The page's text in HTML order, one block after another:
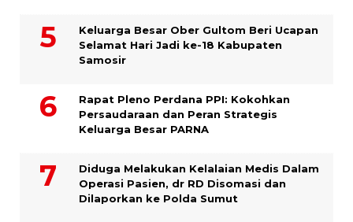
Keluarga Besar Ober Gultom Beri Ucapan
Selamat Hari Jadi ke-18 Kabupaten
Samosir
Rapat Pleno Perdana PPI: Kokohkan
Persaudaraan dan Peran Strategis
Keluarga Besar PARNA
Diduga Melakukan Kelalaian Medis Dalam
Operasi Pasien, dr RD Disomasi dan
Dilaporkan ke Polda Sumut